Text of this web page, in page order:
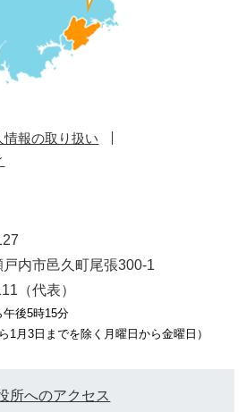
情報の取り扱い
内市邑久町尾張300-1
（代表）
午後5時15分
1月3日までを除く月曜日から金曜日）
所へのアクセス